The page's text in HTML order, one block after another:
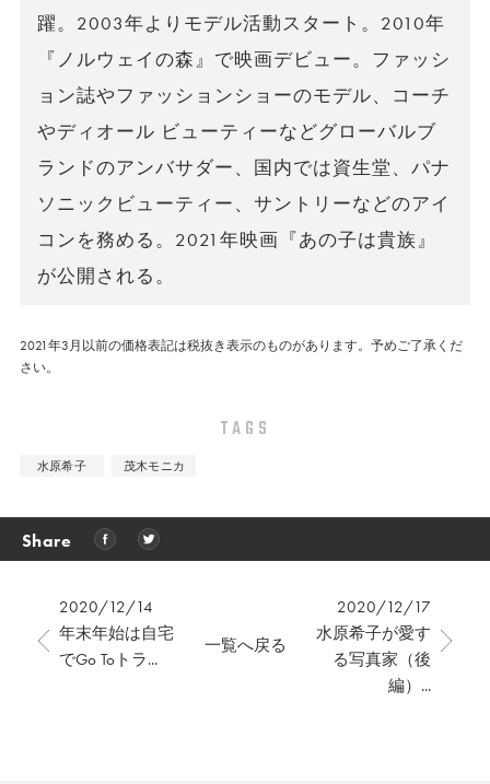
躍。2003年よりモデル活動スタート。2010年
『ノルウェイの森』で映画デビュー。ファッシ
ョン誌やファッションショーのモデル、コーチ
やディオール ビューティーなどグローバルブ
ランドのアンバサダー、国内では資生堂、パナ
ソニックビューティー、サントリーなどのアイ
コンを務める。2021年映画『あの子は貴族』
が公開される。
2021年3月以前の価格表記は税抜き表示のものがあります。予めご了承くだ
さい。
TAGS
水原希子 茂木モニカ
Share
2020/12/14
年末年始は自宅
でGo Toトラ...
2020/12/17
水原希子が愛す
る写真家（後
編）...
一覧へ戻る